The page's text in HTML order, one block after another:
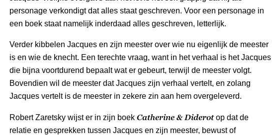
personage verkondigt dat alles staat geschreven. Voor een personage in
een boek staat namelijk inderdaad alles geschreven, letterlijk.
Verder kibbelen Jacques en zijn meester over wie nu eigenlijk de meester
is en wie de knecht. Een terechte vraag, want in het verhaal is het Jacques
die bijna voortdurend bepaalt wat er gebeurt, terwijl de meester volgt.
Bovendien wil de meester dat Jacques zijn verhaal vertelt, en zolang
Jacques vertelt is de meester in zekere zin aan hem overgeleverd.
Robert Zaretsky wijst er in zijn boek Catherine & Diderotop dat de
relatie en gesprekken tussen Jacques en zijn meester, bewust of